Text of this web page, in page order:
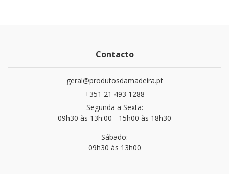
Contacto
geral@produtosdamadeira.pt
+351 21 493 1288
Segunda a Sexta:
09h30 às 13h:00 - 15h00 às 18h30
Sábado:
09h30 às 13h00